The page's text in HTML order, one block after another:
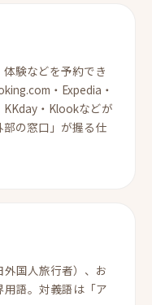
験などを予約でき
・Expedia・
・Klookなどが
の窓口」が握る仕
国人旅行者）、お
語。対義語は「ア